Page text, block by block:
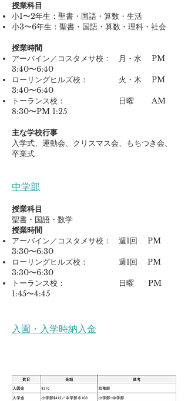
授業科目
小1〜2年生：聖書・国語・算数・生活
小3〜6年生：聖書・国語・算数・理科・社会
授業時間
アーバイン／コスタメサ校： 月・水 PM
3:40〜6:40
ローリングヒルズ校： 火・木 PM
3:40〜6:40
トーランス校： 日曜 AM
8:30〜PM 1:25
主な学校行事
入学式、運動会、クリスマス会、もちつき会、
卒業式
中学部
授業科目
聖書・国語・数学
授業時間
アーバイン／コスタメサ校： 週1回 PM
3:30〜6:30
ローリングヒルズ校： 週1回 PM
3:30〜6:30
トーランス校： 日曜 PM
1:45〜4:45
入園・入学時納入金